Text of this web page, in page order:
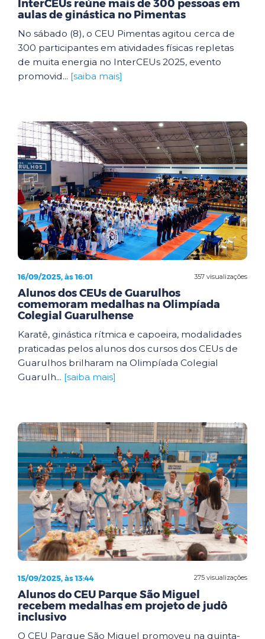
InterCEUs reúne mais de 300 pessoas em
aulas de ginástica no Pimentas
No sábado (8), o CEU Pimentas agitou cerca de
300 participantes em atividades físicas repletas
de muita energia no InterCEUs 2025, evento
promovid... [saiba mais]
357 visualizações
16/09/2025, às 16:01
Alunos dos CEUs de Guarulhos
comemoram medalhas na Olimpíada
Colegial Guarulhense
Karatê, ginástica rítmica e capoeira, modalidades
praticadas pelos alunos dos cursos dos CEUs de
Guarulhos brilharam na Olimpíada Colegial
Guarulh... [saiba mais]
275 visualizações
15/09/2025, às 13:44
Alunos do CEU Parque São Miguel
recebem medalhas em projeto de judô
inclusivo
O CEU Parque São Miguel promoveu na quinta-